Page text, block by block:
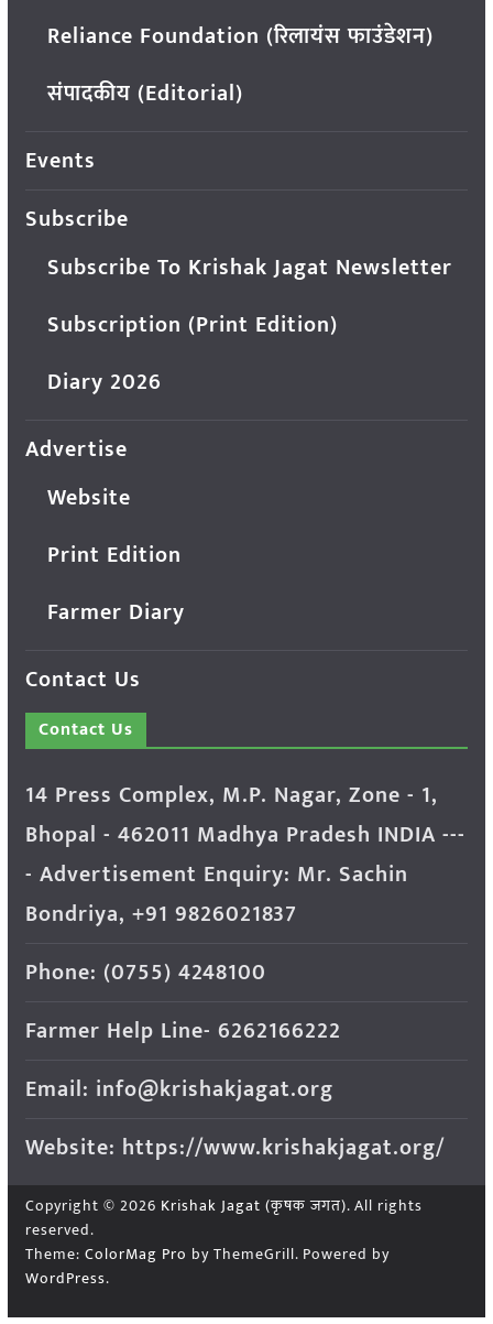
Reliance Foundation (रिलायंस फाउंडेशन)
संपादकीय (Editorial)
Events
Subscribe
Subscribe To Krishak Jagat Newsletter
Subscription (Print Edition)
Diary 2026
Advertise
Website
Print Edition
Farmer Diary
Contact Us
Contact Us
14 Press Complex, M.P. Nagar, Zone - 1,
Bhopal - 462011 Madhya Pradesh INDIA ---
- Advertisement Enquiry: Mr. Sachin
Bondriya, +91 9826021837
Phone: (0755) 4248100
Farmer Help Line- 6262166222
Email: info@krishakjagat.org
Website: https://www.krishakjagat.org/
Copyright © 2026 Krishak Jagat (कृषक जगत). All rights
reserved.
Theme: ColorMag Pro by ThemeGrill. Powered by
WordPress.